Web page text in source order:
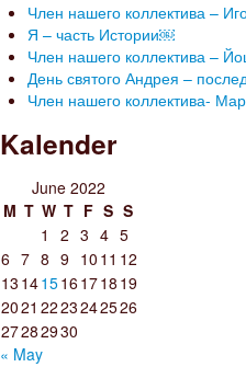
Член нашего коллектива –
Я – часть Истории￼
Член нашего коллектива –
День святого Андрея –
Член нашего коллектива-
Kalender
June 2022
M T W T F S S
1
2 3 4 5
6 7 8 9 10 11 12
13 141516 1718 19
2021 2223242526
27282930
« May